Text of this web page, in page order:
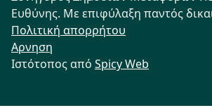
Ευθύνης. Με επιφύλαξη παντός
Πολιτική απορρήτου
Αρνηση
Ιστότοπος από Spicy Web